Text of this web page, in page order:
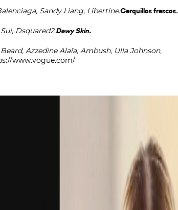
Sandy Liang, Libertine.Cerquillos frescos.
Dsquared2.Dewy Skin.
Azzedine Alaïa, Ambush, Ulla Johnson,
www.vogue.com/